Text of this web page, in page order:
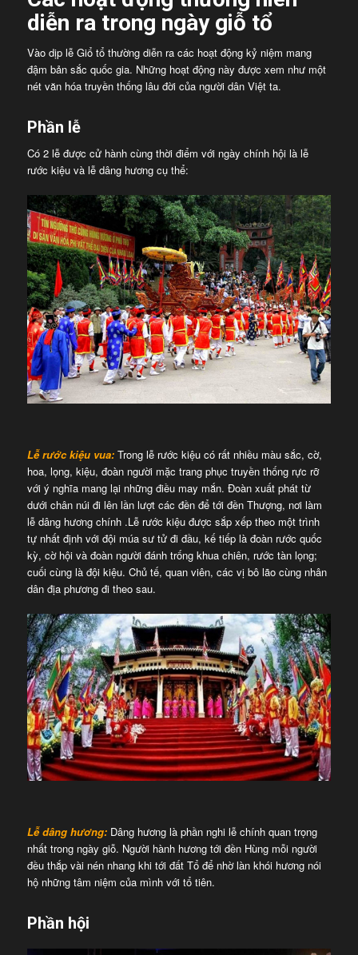
diễn ra trong ngày giỗ tổ
Vào dịp lễ Giổ tổ thường diễn ra các hoạt động kỷ niệm mang
đậm bản sắc quốc gia. Những hoạt động này được xem như một
nét văn hóa truyền thống lâu đời của người dân Việt ta.
Phần lễ
Có 2 lễ được cử hành cùng thời điểm với ngày chính hội là lễ
rước kiệu và lễ dâng hương cụ thể:
Lễ rước kiệu vua: Trong lễ rước kiệu có rất nhiều màu sắc, cờ,
hoa, lọng, kiệu, đoàn người mặc trang phục truyền thống rực rỡ
với ý nghĩa mang lại những điều may mắn. Đoàn xuất phát từ
dưới chân núi đi lên lần lượt các đền để tới đền Thượng, nơi làm
lễ dâng hương chính .Lễ rước kiệu được sắp xếp theo một trình
tự nhất định với đội múa sư tử đi đầu, kế tiếp là đoàn rước quốc
kỳ, cờ hội và đoàn người đánh trống khua chiên, rước tàn lọng;
cuối cùng là đội kiệu. Chủ tế, quan viên, các vị bô lão cùng nhân
dân địa phương đi theo sau.
Lễ dâng hương: Dâng hương là phần nghi lễ chính quan trọng
nhất trong ngày giỗ. Người hành hương tới đền Hùng mỗi người
đều thắp vài nén nhang khi tới đất Tổ để nhờ làn khói hương nói
hộ những tâm niệm của mình với tổ tiên.
Phần hội